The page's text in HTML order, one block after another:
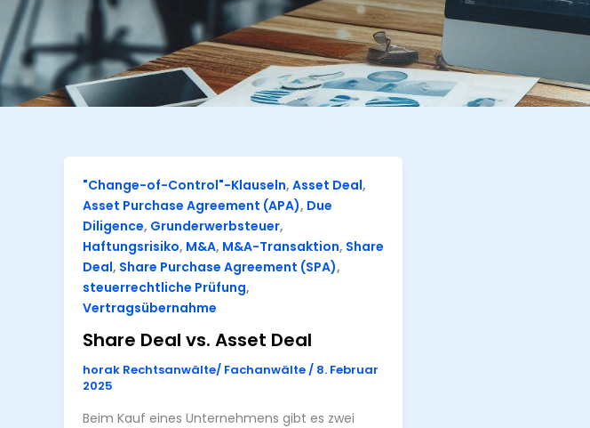
"Change-of-Control"-Klauseln, Asset Deal,
Asset Purchase Agreement (APA), Due
Diligence, Grunderwerbsteuer,
Haftungsrisiko, M&A, M&A-Transaktion, Share
Deal, Share Purchase Agreement (SPA),
steuerrechtliche Prüfung,
Vertragsübernahme
Share Deal vs. Asset Deal
horak Rechtsanwälte/ Fachanwälte/ 8. Februar
2025
Beim Kauf eines Unternehmens gibt es zwei